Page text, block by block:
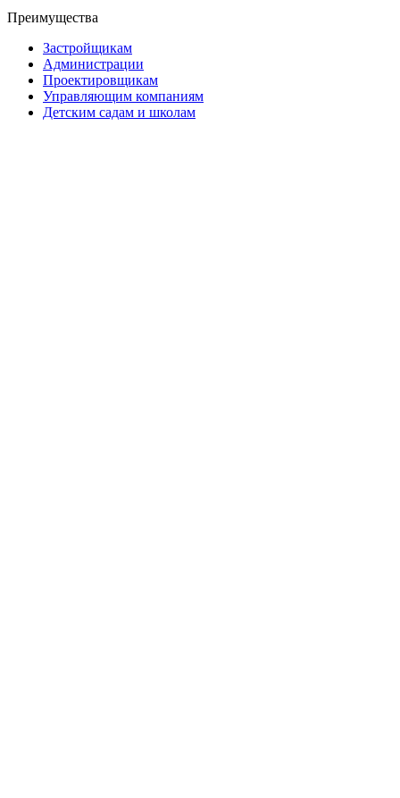
Преимущества
Застройщикам
Администрации
Проектировщикам
Управляющим компаниям
Детским садам и школам